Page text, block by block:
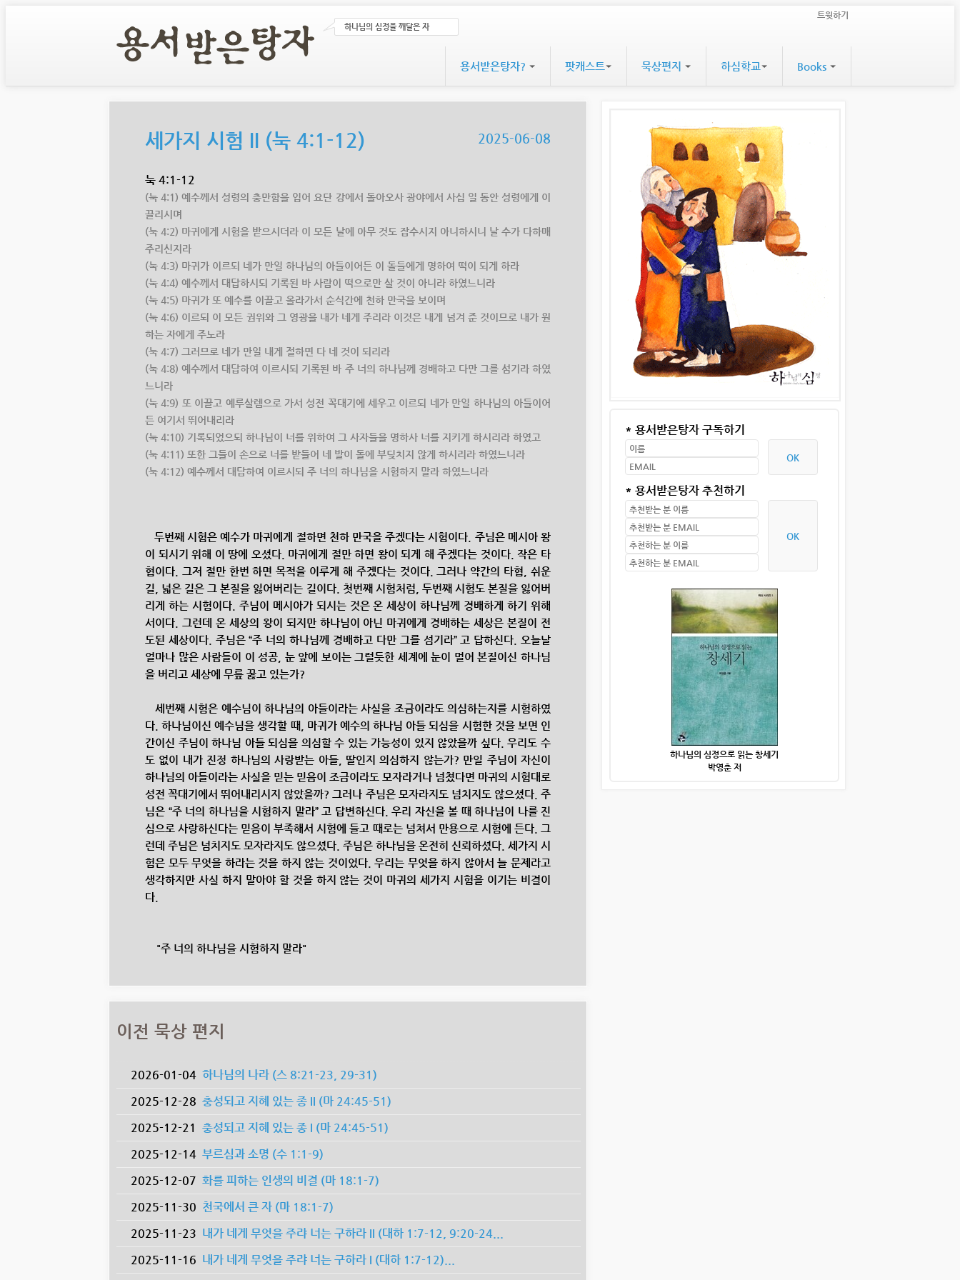
하나님의 심정을 깨달은 자
트윗하기
용서받은탕자? 팟캐스트 묵상편지 하심학교 Books
2025-06-08
세가지 시험 II (눅 4:1-12)
눅 4:1-12
(눅 4:1) 예수께서 성령의 충만함을 입어 요단 강에서 돌아오사 광야에서 사십 일 동안 성령에게 이
끌리시며
(눅 4:2) 마귀에게 시험을 받으시더라 이 모든 날에 아무 것도 잡수시지 아니하시니 날 수가 다하매
주리신지라
(눅 4:3) 마귀가 이르되 네가 만일 하나님의 아들이어든 이 돌들에게 명하여 떡이 되게 하라
(눅 4:4) 예수께서 대답하시되 기록된 바 사람이 떡으로만 살 것이 아니라 하였느니라
(눅 4:5) 마귀가 또 예수를 이끌고 올라가서 순식간에 천하 만국을 보이며
(눅 4:6) 이르되 이 모든 권위와 그 영광을 내가 네게 주리라 이것은 내게 넘겨 준 것이므로 내가 원
하는 자에게 주노라
(눅 4:7) 그러므로 네가 만일 내게 절하면 다 네 것이 되리라
(눅 4:8) 예수께서 대답하여 이르시되 기록된 바 주 너의 하나님께 경배하고 다만 그를 섬기라 하였
느니라
(눅 4:9) 또 이끌고 예루살렘으로 가서 성전 꼭대기에 세우고 이르되 네가 만일 하나님의 아들이어
든 여기서 뛰어내리라
(눅 4:10) 기록되었으되 하나님이 너를 위하여 그 사자들을 명하사 너를 지키게 하시리라 하였고
(눅 4:11) 또한 그들이 손으로 너를 받들어 네 발이 돌에 부딪치지 않게 하시리라 하였느니라
(눅 4:12) 예수께서 대답하여 이르시되 주 너의 하나님을 시험하지 말라 하였느니라
두번째 시험은 예수가 마귀에게 절하면 천하 만국을 주겠다는 시험이다. 주님은 메시아 왕
이 되시기 위해 이 땅에 오셨다. 마귀에게 절만 하면 왕이 되게 해 주겠다는 것이다. 작은 타
협이다. 그저 절만 한번 하면 목적을 이루게 해 주겠다는 것이다. 그러나 약간의 타협, 쉬운
길, 넓은 길은 그 본질을 잃어버리는 길이다. 첫번째 시험처럼, 두번째 시험도 본질을 잃어버
리게 하는 시험이다. 주님이 메시아가 되시는 것은 온 세상이 하나님께 경배하게 하기 위해
서이다. 그런데 온 세상의 왕이 되지만 하나님이 아닌 마귀에게 경배하는 세상은 본질이 전
도된 세상이다. 주님은 “주 너의 하나님께 경배하고 다만 그를 섬기라” 고 답하신다. 오늘날
얼마나 많은 사람들이 이 성공, 눈 앞에 보이는 그럴듯한 세계에 눈이 멀어 본질이신 하나님
을 버리고 세상에 무릎 꿇고 있는가?
세번째 시험은 예수님이 하나님의 아들이라는 사실을 조금이라도 의심하는지를 시험하였
다. 하나님이신 예수님을 생각할 때, 마귀가 예수의 하나님 아들 되심을 시험한 것을 보면 인
간이신 주님이 하나님 아들 되심을 의심할 수 있는 가능성이 있지 않았을까 싶다. 우리도 수
도 없이 내가 진정 하나님의 사랑받는 아들, 딸인지 의심하지 않는가? 만일 주님이 자신이
하나님의 아들이라는 사실을 믿는 믿음이 조금이라도 모자라거나 넘쳤다면 마귀의 시험대로
성전 꼭대기에서 뛰어내리시지 않았을까? 그러나 주님은 모자라지도 넘치지도 않으셨다. 주
님은 “주 너의 하나님을 시험하지 말라” 고 답변하신다. 우리 자신을 볼 때 하나님이 나를 진
심으로 사랑하신다는 믿음이 부족해서 시험에 들고 때로는 넘쳐서 만용으로 시험에 든다. 그
런데 주님은 넘치지도 모자라지도 않으셨다. 주님은 하나님을 온전히 신뢰하셨다. 세가지 시
험은 모두 무엇을 하라는 것을 하지 않는 것이었다. 우리는 무엇을 하지 않아서 늘 문제라고
생각하지만 사실 하지 말아야 할 것을 하지 않는 것이 마귀의 세가지 시험을 이기는 비결이
다.
"주 너의 하나님을 시험하지 말라"
이전 묵상 편지
2026-01-04 하나님의 나라 (스 8:21-23, 29-31)
2025-12-28 충성되고 지혜 있는 종 II (마 24:45-51)
2025-12-21
충성되고 지혜 있는 종 I (마 24:45-51)
2025-12-14 부르심과 소명 (수 1:1-9)
2025-12-07 화를 피하는 인생의 비결 (마 18:1-7)
2025-11-30 천국에서 큰 자 (마 18:1-7)
2025-11-23 내가 네게 무엇을 주랴 너는 구하라 II (대하 1:7-12, 9:20-24...
2025-11-16 내가 네게 무엇을 주랴 너는 구하라 I (대하 1:7-12)...
* 용서받은탕자 구독하기
* 용서받은탕자 추천하기
하나님의 심정으로 읽는 창세기
박영춘 저